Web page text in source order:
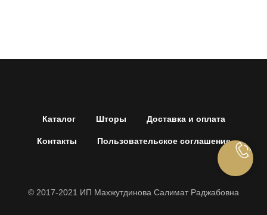
Каталог Шторы Доставка и оплата
Контакты Пользовательское соглашение
© 2017-2021 ИП Махжутдинова Салимат Раджабовна